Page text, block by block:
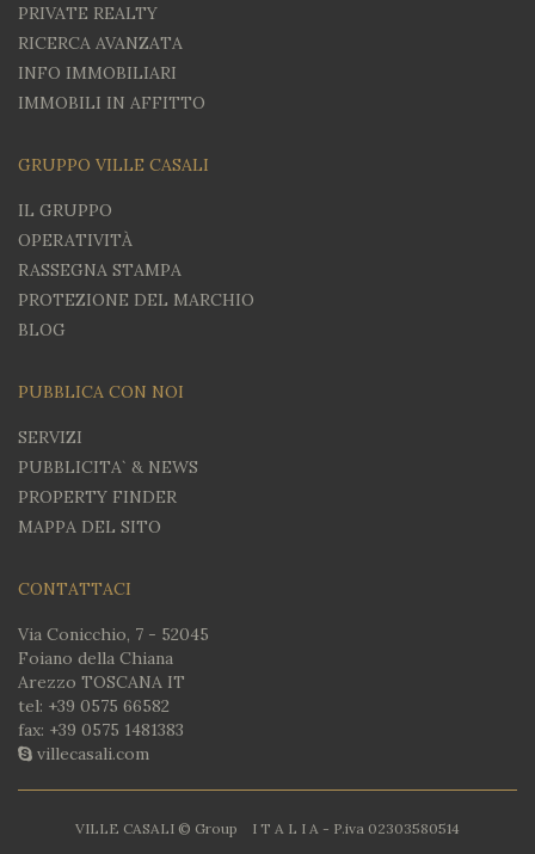
PRIVATE REALTY
RICERCA AVANZATA
INFO IMMOBILIARI
IMMOBILI IN AFFITTO
GRUPPO VILLE CASALI
IL GRUPPO
OPERATIVITÀ
RASSEGNA STAMPA
PROTEZIONE DEL MARCHIO
BLOG
PUBBLICA CON NOI
SERVIZI
PUBBLICITA` & NEWS
PROPERTY FINDER
MAPPA DEL SITO
CONTATTACI
Via Conicchio, 7 - 52045
Foiano della Chiana
Arezzo TOSCANA IT
tel: +39 0575 66582
fax: +39 0575 1481383
villecasali.com
VILLE CASALI © Group I T A L I A - P.iva 02303580514